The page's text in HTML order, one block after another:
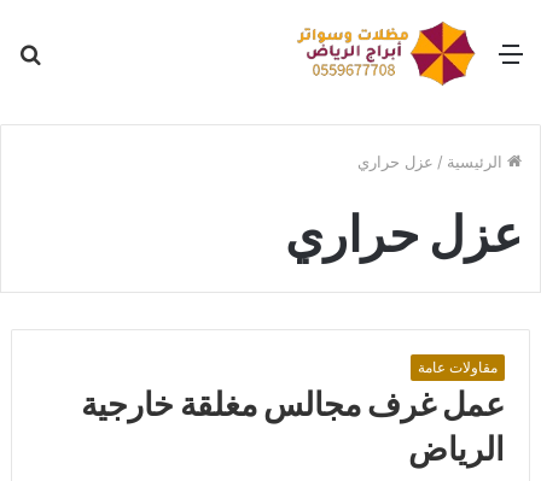
القائمة
الرئيسية / عزل حراري
عزل حراري
مقاولات عامة
عمل غرف مجالس مغلقة خارجية
الرياض